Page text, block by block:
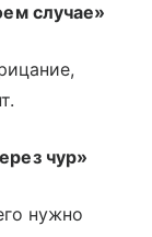
случае»
чур»
нужно